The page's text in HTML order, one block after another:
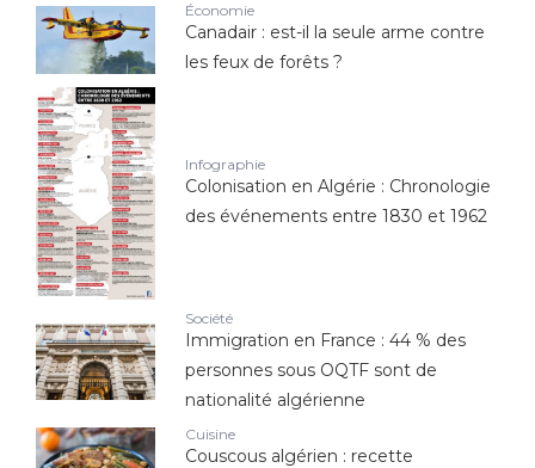
Économie
Canadair : est-il la seule arme contre
les feux de forêts ?
Infographie
Colonisation en Algérie : Chronologie
des événements entre 1830 et 1962
Société
Immigration en France : 44 % des
personnes sous OQTF sont de
nationalité algérienne
Cuisine
Couscous algérien : recette